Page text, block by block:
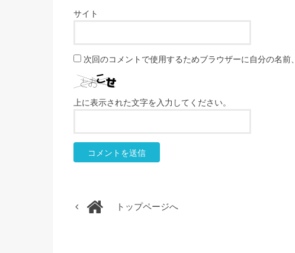
サイト
次回のコメントで使用するためブラウザーに自分の名前
上に表示された文字を入力してください。
トップページへ